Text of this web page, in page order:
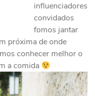
influenciadores
convidados
fomos jantar
próxima de onde
conhecer melhor o
a comida